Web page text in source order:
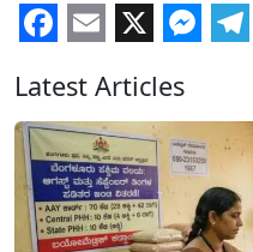
Latest Articles